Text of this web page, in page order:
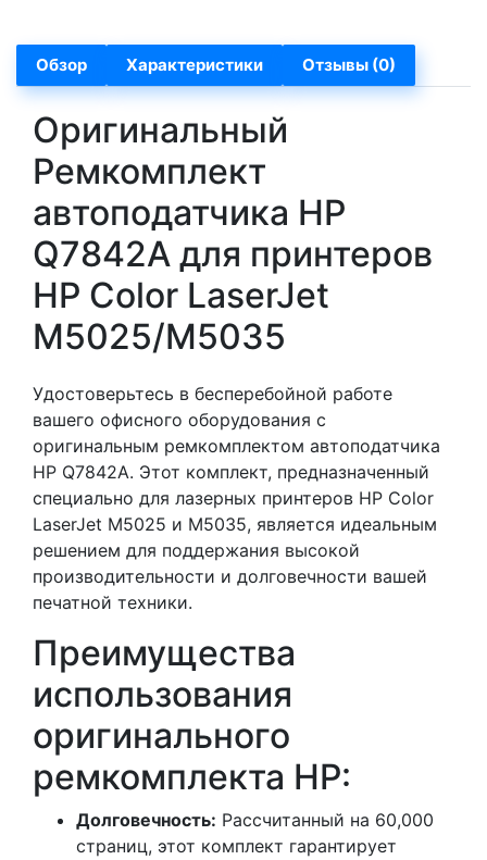
Обзор Характеристики Отзывы (0)
Оригинальный
Ремкомплект
автоподатчика HP
Q7842A для принтеров
HP Color LaserJet
M5025/M5035
Удостоверьтесь в бесперебойной работе
вашего офисного оборудования с
оригинальным ремкомплектом автоподатчика
HP Q7842A. Этот комплект, предназначенный
специально для лазерных принтеров HP Color
LaserJet M5025 и M5035, является идеальным
решением для поддержания высокой
производительности и долговечности вашей
печатной техники.
Преимущества
использования
оригинального
ремкомплекта HP:
Долговечность: Рассчитанный на 60,000
страниц, этот комплект гарантирует